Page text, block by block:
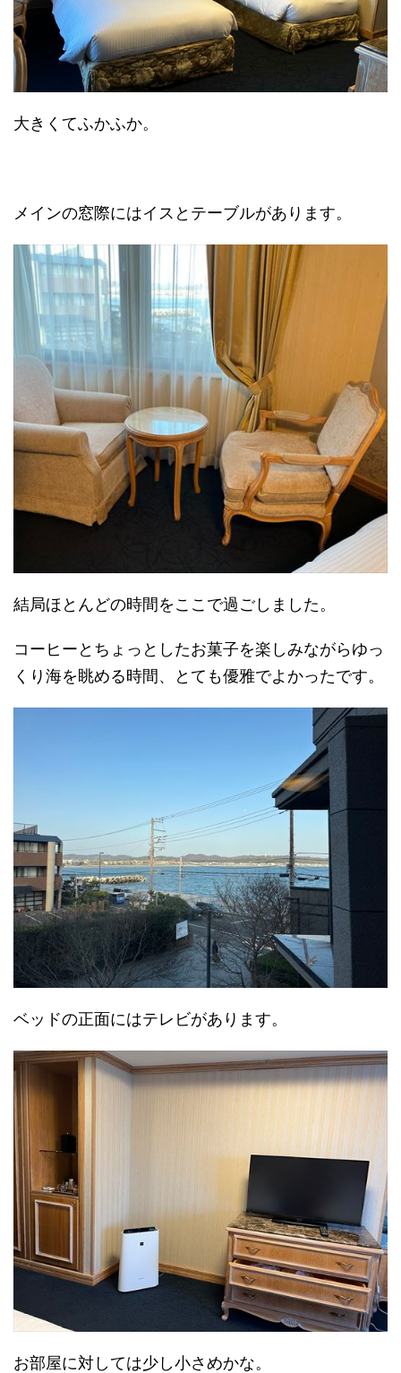
大きくてふかふか。
メインの窓際にはイスとテーブルがあります。
結局ほとんどの時間をここで過ごしました。
コーヒーとちょっとしたお菓子を楽しみながらゆっ
くり海を眺める時間、とても優雅でよかったです。
ベッドの正面にはテレビがあります。
お部屋に対しては少し小さめかな。